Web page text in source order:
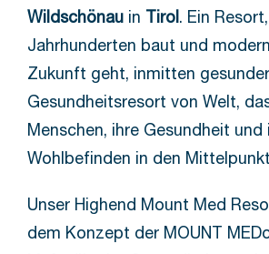
Wildschönau in Tirol . Ein
Jahrhunderten baut und
Zukunft geht, inmitten gesunder
Gesundheitsresort von Welt,
Menschen, ihre Gesundheit und
Wohlbefinden in den
Unser Highend Mount Med
dem Konzept der MOUNT